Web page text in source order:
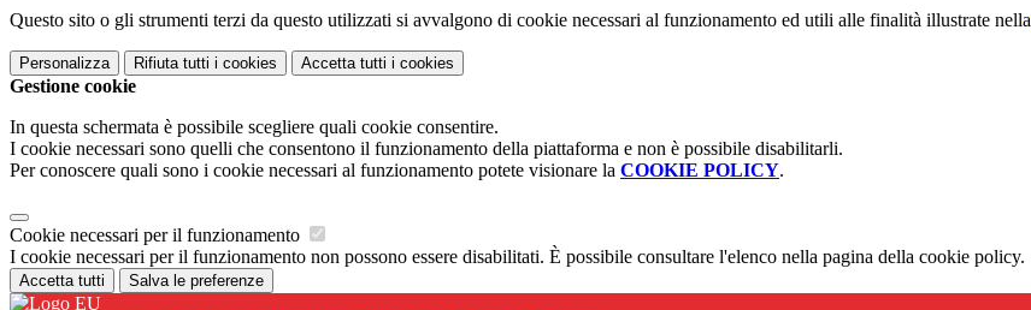
Questo sito o gli strumenti terzi da questo utilizzati si avvalgono di cookie necessari al funzionamento ed utili alle finalità illustrate nella
Personalizza Rifiuta tutti i cookies Accetta tutti i cookies
Gestione cookie
In questa schermata è possibile scegliere quali cookie consentire.
I cookie necessari sono quelli che consentono il funzionamento della piattaforma e non è possibile disabilitarli.
Per conoscere quali sono i cookie necessari al funzionamento potete visionare la COOKIE POLICY.
Cookie necessari per il funzionamento
I cookie necessari per il funzionamento non possono essere disabilitati. È possibile consultare l'elenco nella pagina della cookie policy.
Accetta tutti Salva le preferenze